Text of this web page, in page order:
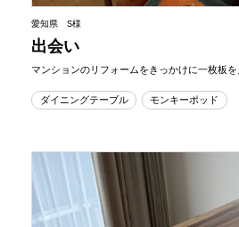
愛知県 S様
出会い
マンションのリフォームをきっかけに一枚板
ダイニングテーブル モンキーポッド